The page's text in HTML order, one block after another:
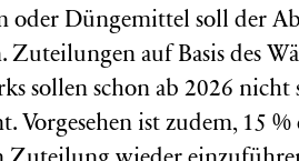
Düngemittel soll der
Zuteilungen auf Basis des
sollen schon ab 2026 nicht
Vorgesehen ist zudem, 15